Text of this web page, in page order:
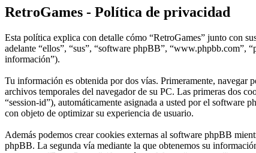
RetroGames - Política de privacidad
Esta política explica con detalle cómo “RetroGames” junto con
adelante “ellos”, “sus”, “software phpBB”, “www.phpbb.com”,
información”).
Tu información es obtenida por dos vías. Primeramente, navegar
archivos temporales del navegador de su PC. Las primeras dos
“session-id”), automáticamente asignada a usted por el software
con objeto de optimizar su experiencia de usuario.
Además podemos crear cookies externas al software phpBB
phpBB. La segunda vía mediante la que obtenemos su